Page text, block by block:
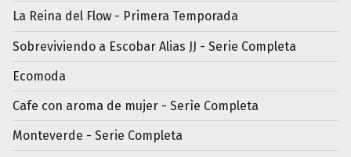
La Reina del Flow - Primera Temporada
Sobreviviendo a Escobar Alias JJ - Serie Completa
Ecomoda
Cafe con aroma de mujer - Serìe Completa
Monteverde - Serie Completa